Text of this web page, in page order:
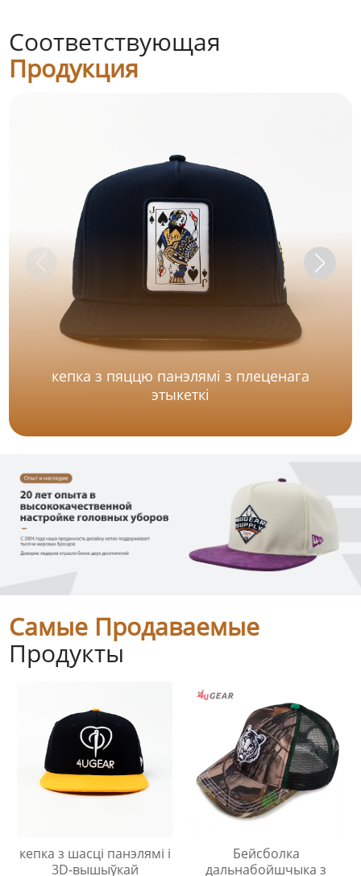
Соответствующая
Продукция
кепка з пяццю панэлямі з плеценага
этыкеткі
Самые Продаваемые
Продукты
кепка з шасці панэлямі і
3D-вышыўкай
Бейсболка
дальнабойшчыка з